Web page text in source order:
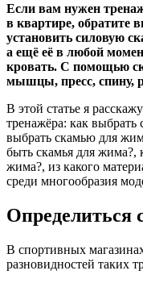
Если вам нужен
в квартире, обратите
установить силовую
а ещё её в любой
кровать. С помощью
мышцы, пресс, спину,
В этой статье я
тренажёра: как
выбрать скамью для
быть скамья для жима?,
жима?, из какого
среди многообразия
Определиться
В спортивных
разновидностей таких